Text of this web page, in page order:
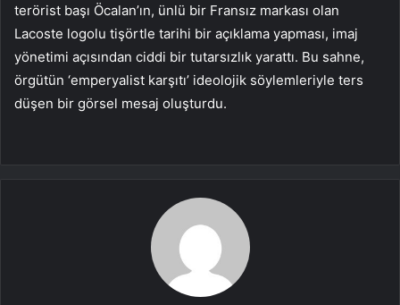
terörist başı Öcalan’ın, ünlü bir Fransız markası olan
Lacoste logolu tişörtle tarihi bir açıklama yapması, imaj
yönetimi açısından ciddi bir tutarsızlık yarattı. Bu sahne,
örgütün ‘emperyalist karşıtı’ ideolojik söylemleriyle ters
düşen bir görsel mesaj oluşturdu.